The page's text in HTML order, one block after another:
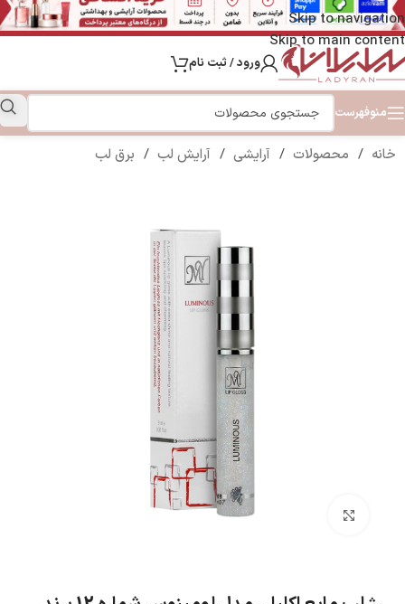
Skip to navigation
Skip to main content
ورود / ثبت نام
منوفهرست
خانه / محصولات / آرایشی / آرایش لب / برق لب
بزرگنمایی تصویر